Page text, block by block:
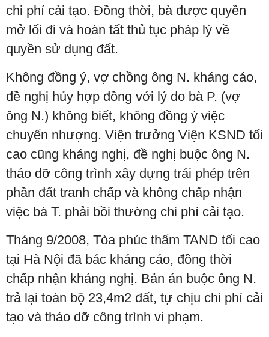
chi phí cải tạo. Đồng thời, bà được quyền
mở lối đi và hoàn tất thủ tục pháp lý về
quyền sử dụng đất.
Không đồng ý, vợ chồng ông N. kháng cáo,
đề nghị hủy hợp đồng với lý do bà P. (vợ
ông N.) không biết, không đồng ý việc
chuyển nhượng. Viện trưởng Viện KSND tối
cao cũng kháng nghị, đề nghị buộc ông N.
tháo dỡ công trình xây dựng trái phép trên
phần đất tranh chấp và không chấp nhận
việc bà T. phải bồi thường chi phí cải tạo.
Tháng 9/2008, Tòa phúc thẩm TAND tối cao
tại Hà Nội đã bác kháng cáo, đồng thời
chấp nhận kháng nghị. Bản án buộc ông N.
trả lại toàn bộ 23,4m2 đất, tự chịu chi phí cải
tạo và tháo dỡ công trình vi phạm.